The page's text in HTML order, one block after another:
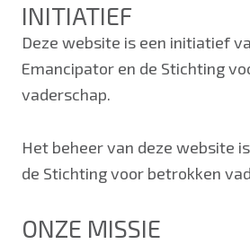
INITIATIEF
Deze website is een initiatief
Emancipator en de Stichting
vaderschap.
Het beheer van deze website
de Stichting voor betrokken
ONZE MISSIE